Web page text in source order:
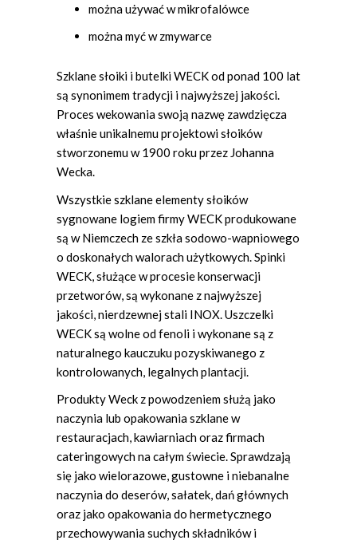
można używać w mikrofalówce
można myć w zmywarce
Szklane słoiki i butelki WECK od ponad 100 lat
są synonimem tradycji i najwyższej jakości.
Proces wekowania swoją nazwę zawdzięcza
właśnie unikalnemu projektowi słoików
stworzonemu w 1900 roku przez Johanna
Wecka.
Wszystkie szklane elementy słoików
sygnowane logiem firmy WECK produkowane
są w Niemczech ze szkła sodowo-wapniowego
o doskonałych walorach użytkowych. Spinki
WECK, służące w procesie konserwacji
przetworów, są wykonane z najwyższej
jakości, nierdzewnej stali INOX. Uszczelki
WECK są wolne od fenoli i wykonane są z
naturalnego kauczuku pozyskiwanego z
kontrolowanych, legalnych plantacji.
Produkty Weck z powodzeniem służą jako
naczynia lub opakowania szklane w
restauracjach, kawiarniach oraz firmach
cateringowych na całym świecie. Sprawdzają
się jako wielorazowe, gustowne i niebanalne
naczynia do deserów, sałatek, dań głównych
oraz jako opakowania do hermetycznego
przechowywania suchych składników i